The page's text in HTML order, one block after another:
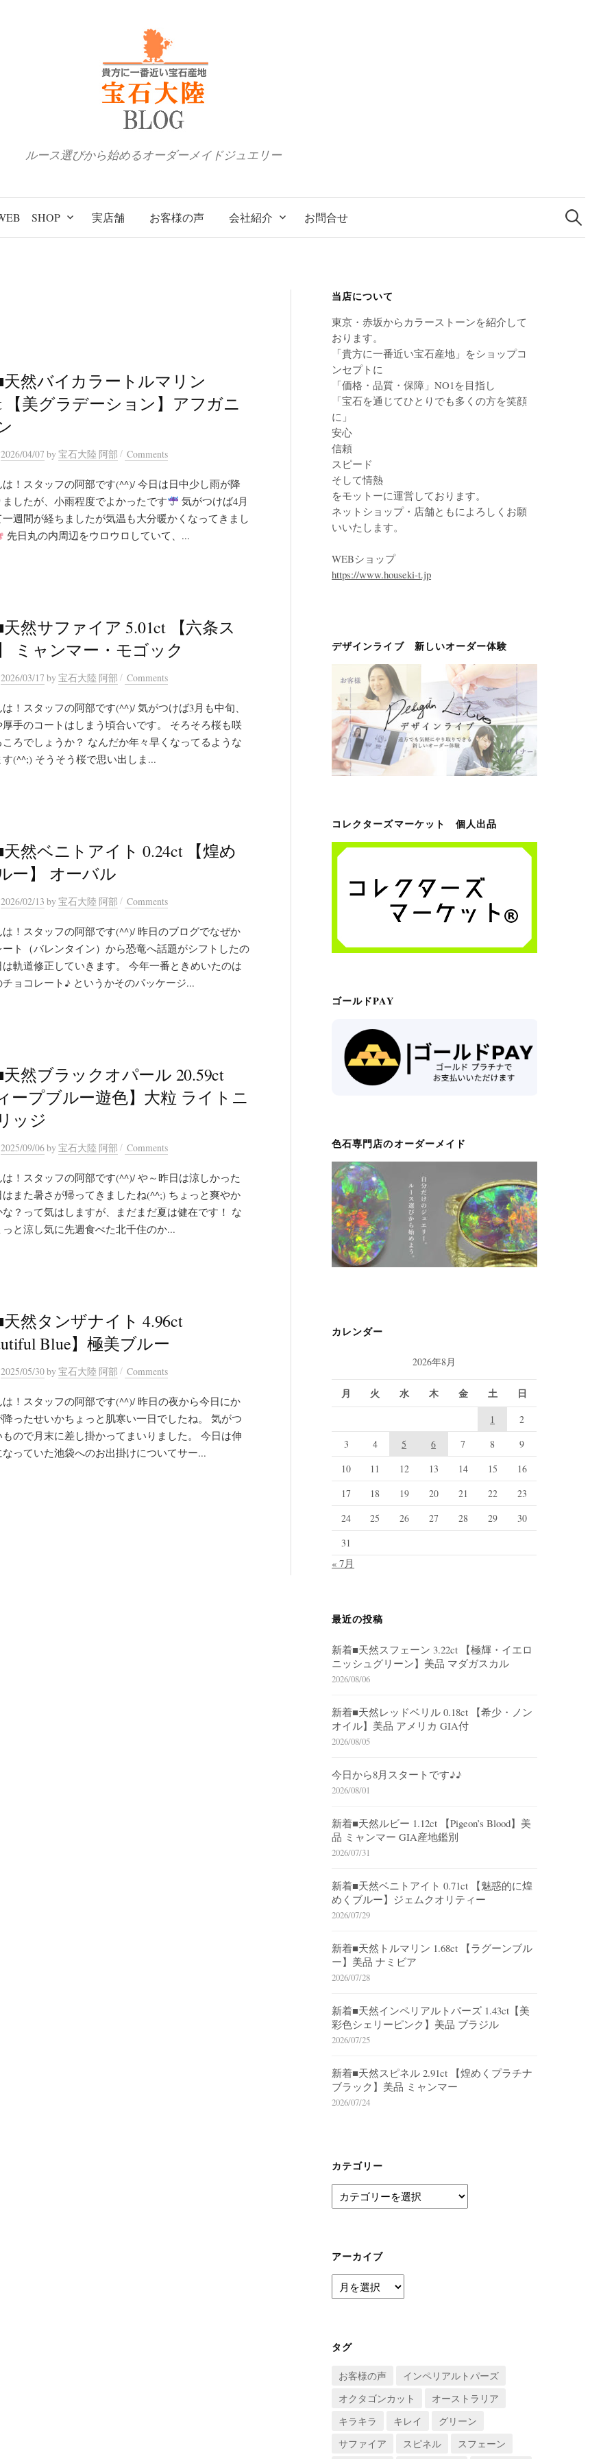
ルース選びから始めるオーダーメイドジュエリー
SHOP 実店舗 お客様の声 会社紹介 お問合せ
検
索:
天然バイカラートルマリン
【美グラデーション】アフガニ
2026/04/07 by 宝石大陸 阿部 / Comments
は！スタッフの阿部です(^^)/ 今日は日中少し雨が降
ましたが、小雨程度でよかったです
気がつけば4月
一週間が経ちましたが気温も大分暖かくなってきまし
先日丸の内周辺をウロウロしていて、...
然サファイア 5.01ct 【六条ス
ミャンマー・モゴック
2026/03/17 by 宝石大陸 阿部 / Comments
！スタッフの阿部です(^^)/ 気がつけば3月も中旬、
厚手のコートはしまう頃合いです。 そろそろ桜も咲
ころでしょうか？ なんだか年々早くなってるような
(^^;) そうそう桜で思い出しま...
然ベニトアイト 0.24ct 【煌め
ー】 オーバル
2026/02/13 by 宝石大陸 阿部 / Comments
は！スタッフの阿部です(^^)/ 昨日のブログでなぜか
ト（バレンタイン）から恐竜へ話題がシフトしたの
は軌道修正していきます。 今年一番ときめいたのは
チョコレート♪ というかそのパッケージ...
然ブラックオパール 20.59ct
ープブルー遊色】大粒 ライトニ
ッジ
2025/09/06by 宝石大陸 阿部 / Comments
は！スタッフの阿部です(^^)/ や～昨日は涼しかった
また暑さが帰ってきましたね(^^;) ちょっと爽やか
な？って気はしますが、まだまだ夏は健在です！ な
と涼し気に先週食べた北千住のか...
然タンザナイト 4.96ct
Blue】極美ブルー
2025/05/30by 宝石大陸 阿部 / Comments
は！スタッフの阿部です(^^)/ 昨日の夜から今日にか
降ったせいかちょっと肌寒い一日でしたね。 気がつ
もので月末に差し掛かってまいりました。 今日は伸
っていた池袋へのお出掛けについてサー...
当店について
東京・赤坂からカラーストーンを紹介して
おります。
「貴方に一番近い宝石産地」をショップコ
ンセプトに
「価格・品質・保障」NO1を目指し
「宝石を通じてひとりでも多くの方を笑顔
に」
安心
信頼
スピード
そして情熱
をモットーに運営しております。
ネットショップ・店舗ともによろしくお願
いいたします。
WEBショップ
https://www.houseki-t.jp
デザインライブ 新しいオーダー体験
コレクターズマーケット 個人出品
ゴールドPAY
色石専門店のオーダーメイド
カレンダー
2026年8月
月 火 水 木 金 土 日
1
2
3
4 5 6 7 8
9
10
11 12 13 14 15
16
17
18 19 20 21 22
23
24
25 26 27 28 29
30
31
« 7月
最近の投稿
新着■天然スフェーン 3.22ct 【極輝・イエロ
ニッシュグリーン】美品 マダガスカル
2026/08/06
新着■天然レッドベリル 0.18ct 【希少・ノン
オイル】美品 アメリカ GIA付
2026/08/05
今日から8月スタートです♪♪
2026/08/01
新着■天然ルビー 1.12ct 【Pigeon’s Blood】美
品 ミャンマー GIA産地鑑別
2026/07/31
新着■天然ベニトアイト 0.71ct 【魅惑的に煌
めくブルー】ジェムクオリティー
2026/07/29
新着■天然トルマリン 1.68ct 【ラグーンブル
ー】美品 ナミビア
2026/07/28
新着■天然インペリアルトパーズ 1.43ct【美
彩色シェリーピンク】美品 ブラジル
2026/07/25
新着■天然スピネル 2.91ct 【煌めくプラチナ
ブラック】美品 ミャンマー
2026/07/24
カテゴリー
テ
ー
アーカイブ
ア
ー
ブ
タグ
お客様の声
インペリアルトパーズ
オクタゴンカット
オーストラリア
キラキラ
キレイ
グリーン
サファイア
スピネル スフェーン